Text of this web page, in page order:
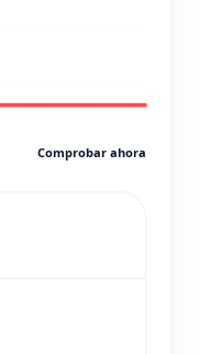
Comprobar ahora